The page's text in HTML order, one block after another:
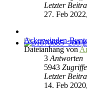
Letzter
27. Feb
Ackerwinden-
Dateianhangvon
3 Antworten
5943 Zugriffe
Letzter
14. Feb